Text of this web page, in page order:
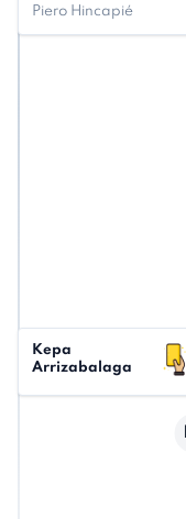
Piero Hincapié
Kepa
Arrizabalaga